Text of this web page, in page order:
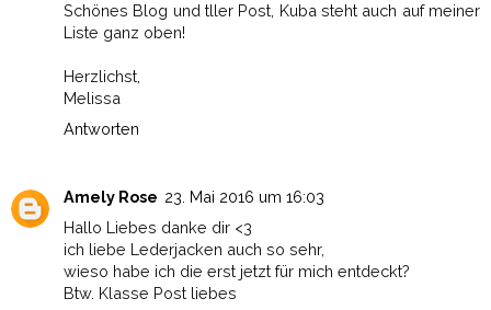
Schönes Blog und tller Post, Kuba steht auch auf meiner
Liste ganz oben!
Herzlichst,
Melissa
Antworten
Amely Rose 23. Mai 2016 um 16:03
Hallo Liebes danke dir <3
ich liebe Lederjacken auch so sehr,
wieso habe ich die erst jetzt für mich entdeckt?
Btw. Klasse Post liebes